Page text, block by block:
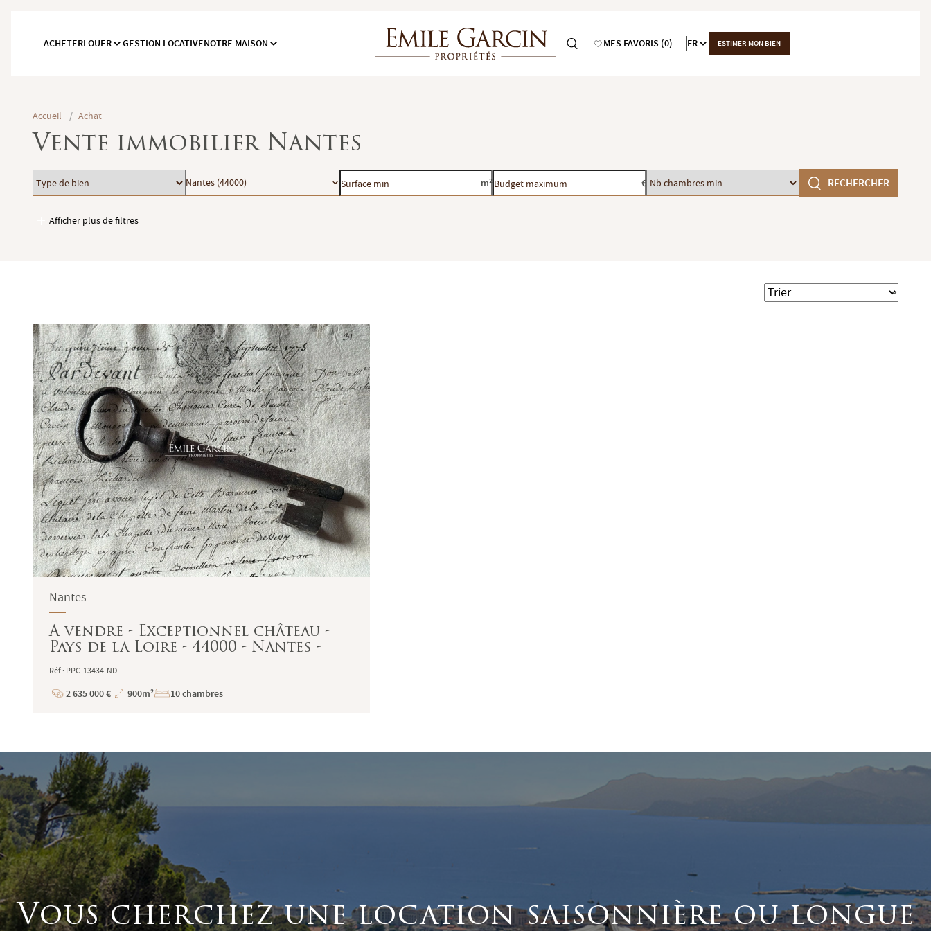
ACHETERLOUER GESTION LOCATIVENOTRE MAISON MES FAVORIS (0) FR ESTIMER MON BIEN
Accueil / Achat
Vente immobilier Nantes
Type
de
bien
Localisation
Nantes (44000)
Surface
min
m²Budget
maximum
€ Nb
chambres
RECHERCHER
Afficher plus de filtres
Garages / Parking
Terrasse
Jardin
Trier
Nantes
A vendre - Exceptionnel château -
Pays de la Loire - 44000 - Nantes -
Réf : PPC-13434-ND
Prix
2 635 000 €
Superficie
900m² 10 chambres
Vous cherchez une location saisonnière ou longue